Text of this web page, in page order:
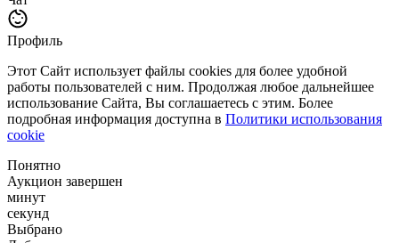
Профиль
Этот Сайт использует файлы cookies для более удобной
работы пользователей с ним. Продолжая любое дальнейшее
использование Сайта, Вы соглашаетесь с этим. Более
подробная информация доступна в Политики использования
cookie
Понятно
Аукцион завершен
минут
секунд
Выбрано